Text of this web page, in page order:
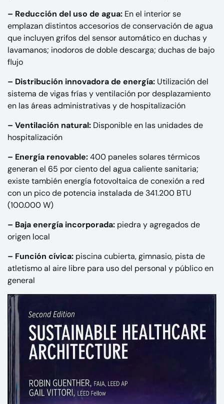
– Reducción del uso de agua: En el interior se
emplazan distintos accesorios de conservación de agua
que incluyen grifos del sensor automático en duchas y
lavamanos; inodoros de doble descarga; duchas de bajo
flujo
– Distribución innovadora de energía: Utilización del
sistema de vigas frías y ventilación por desplazamiento
en las áreas administrativas y de hospitalización
– Ventilación natural: Disponible en las unidades de
hospitalización
– Energía renovable:400 paneles solares térmicos
generan el 65 por ciento del agua caliente sanitaria;
existe también energía fotovoltaica de conexión a red
con un pico de potencia instalada de 341.200 BTU
(100.000 W)
– Baja energía incorporada: piedra y agregados de
origen local
– Función cívica: piscina cubierta, gimnasio, pista de
atletismo al aire libre para uso del personal y público en
general